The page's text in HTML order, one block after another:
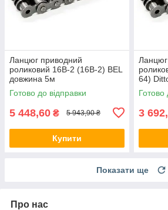
Ланцюг приводний
роликовий 16B-2 (16B-2) BEL
довжина 5м
Готово до відправки
5 448,60 ₴ 5 943,90 ₴
Купити
64)
Готово
3
Показати ще
Про нас